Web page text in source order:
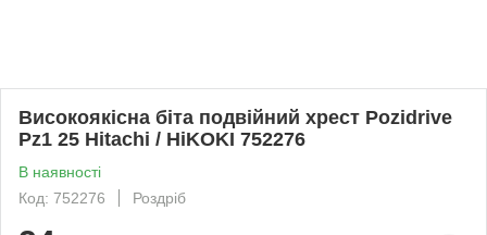
Високоякісна біта подвійний хрест Pozidrive
Pz1 25 Hitachi / HiKOKI 752276
В наявності
Код: 752276
Роздріб